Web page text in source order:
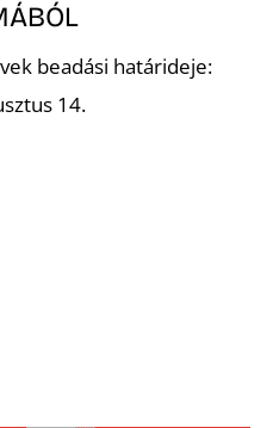
beadási határideje:
14.